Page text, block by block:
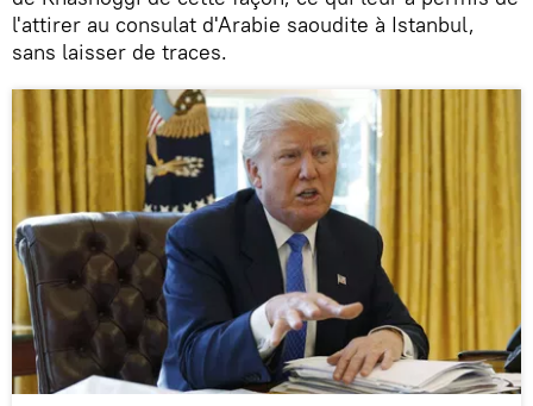
l'attirer au consulat d'Arabie saoudite à Istanbul,
sans laisser de traces.